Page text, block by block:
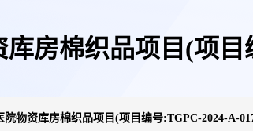
房棉织品项目(项
物资库房棉织品项目(项目编号:TGPC-2024-A-